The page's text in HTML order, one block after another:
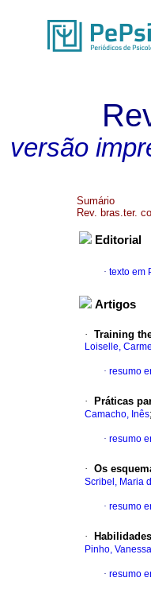
versão
Sumário
Rev. bras.ter.
Editorial
· texto em
Artigos
· Training
Loiselle,
· resumo
· Práticas
Camacho, Inês;
· resumo
· Os
Scribel, Maria
· resumo
·
Pinho,
· resumo